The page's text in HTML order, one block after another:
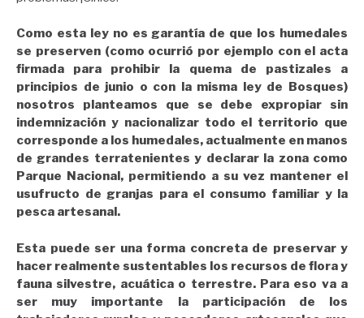
Como esta ley no es garantía de que los humedales
se preserven (como ocurrió por ejemplo con el acta
firmada para prohibir la quema de pastizales a
principios de junio o con la misma ley de Bosques)
nosotros planteamos que se debe expropiar sin
indemnización y nacionalizar todo el territorio que
corresponde a los humedales, actualmente en manos
de grandes terratenientes y declarar la zona como
Parque Nacional, permitiendo a su vez mantener el
usufructo de granjas para el consumo familiar y la
pesca artesanal.
Esta puede ser una forma concreta de preservar y
hacer realmente sustentables los recursos de flora y
fauna silvestre, acuática o terrestre. Para eso va a
ser muy importante la participación de los